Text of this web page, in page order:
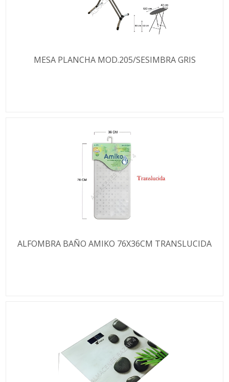
MESA PLANCHA MOD.205/SESIMBRA GRIS
ALFOMBRA BAÑO AMIKO 76X36CM TRANSLUCIDA